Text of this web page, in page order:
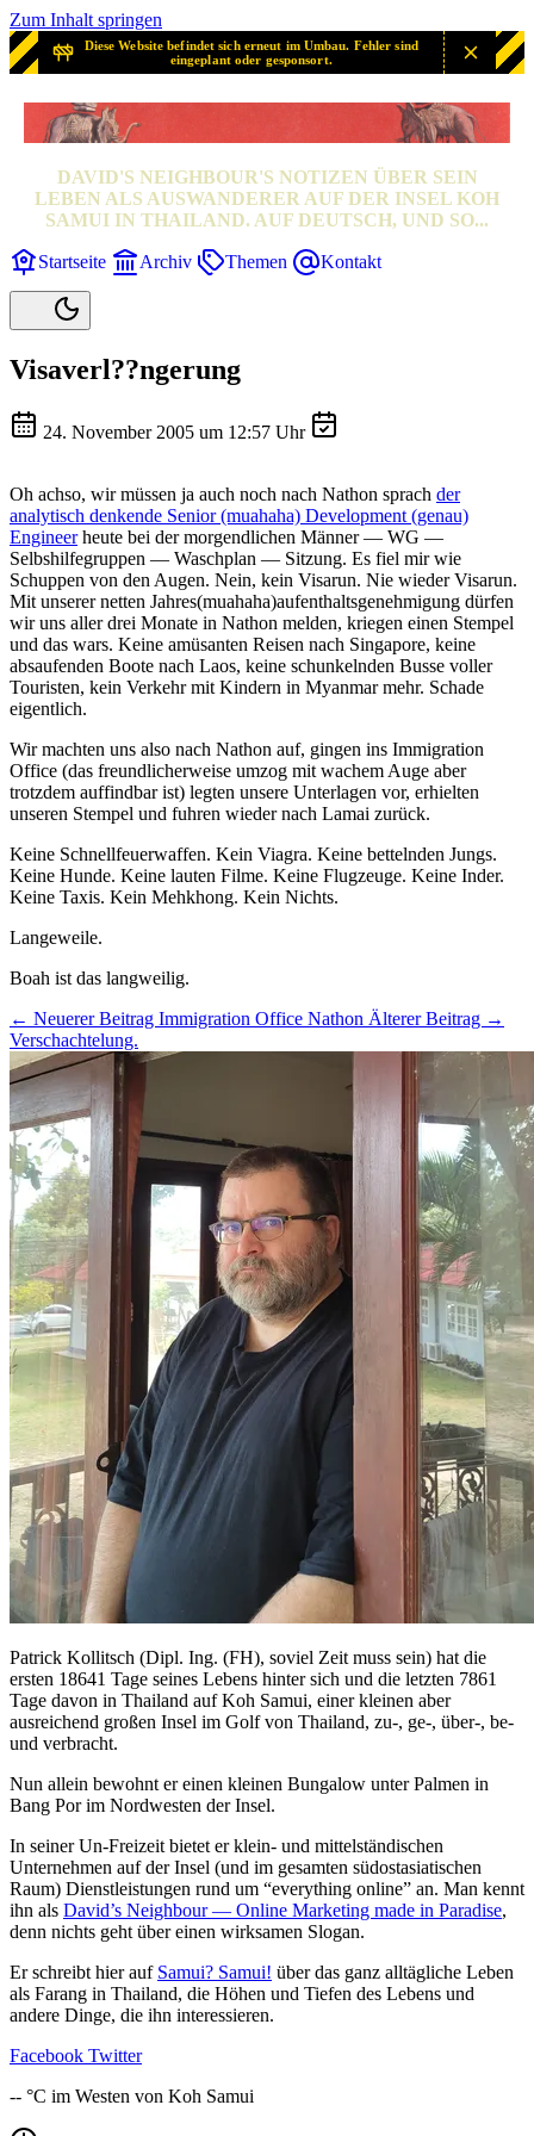
Zum Inhalt springen
Diese Website befindet sich erneut im Umbau. Fehler sind
eingeplant oder gesponsort.
SAMUI? SAMUI!
DAVID'S NEIGHBOUR'S NOTIZEN ÜBER SEIN
LEBEN ALS AUSWANDERER AUF DER INSEL KOH
SAMUI IN THAILAND. AUF DEUTSCH, UND SO...
Startseite Archiv Themen Kontakt
Visaverl??ngerung
24. November 2005 um 12:57 Uhr
Oh achso, wir müssen ja auch noch nach Nathon sprach der
analytisch denkende Senior (muahaha) Development (genau)
Engineerheute bei der morgendlichen Männer — WG —
Selbshilfegruppen — Waschplan — Sitzung. Es fiel mir wie
Schuppen von den Augen. Nein, kein Visarun. Nie wieder Visarun.
Mit unserer netten Jahres(muahaha)aufenthaltsgenehmigung dürfen
wir uns aller drei Monate in Nathon melden, kriegen einen Stempel
und das wars. Keine amüsanten Reisen nach Singapore, keine
absaufenden Boote nach Laos, keine schunkelnden Busse voller
Touristen, kein Verkehr mit Kindern in Myanmar mehr. Schade
eigentlich.
Wir machten uns also nach Nathon auf, gingen ins Immigration
Office (das freundlicherweise umzog mit wachem Auge aber
trotzdem auffindbar ist) legten unsere Unterlagen vor, erhielten
unseren Stempel und fuhren wieder nach Lamai zurück.
Keine Schnellfeuerwaffen. Kein Viagra. Keine bettelnden Jungs.
Keine Hunde. Keine lauten Filme. Keine Flugzeuge. Keine Inder.
Keine Taxis. Kein Mehkhong. Kein Nichts.
Langeweile.
Boah ist das langweilig.
← Neuerer Beitrag Immigration Office Nathon Älterer Beitrag →
Verschachtelung.
Patrick Kollitsch (Dipl. Ing. (FH), soviel Zeit muss sein) hat die
ersten 18641 Tage seines Lebens hinter sich und die letzten 7861
Tage davon in Thailand auf Koh Samui, einer kleinen aber
ausreichend großen Insel im Golf von Thailand, zu-, ge-, über-, be-
und verbracht.
Nun allein bewohnt er einen kleinen Bungalow unter Palmen in
Bang Por im Nordwesten der Insel.
In seiner Un-Freizeit bietet er klein- und mittelständischen
Unternehmen auf der Insel (und im gesamten südostasiatischen
Raum) Dienstleistungen rund um “everything online” an. Man kennt
ihn als David’s Neighbour — Online Marketing made in Paradise,
denn nichts geht über einen wirksamen Slogan.
Er schreibt hier auf Samui? Samui! über das ganz alltägliche Leben
als Farang in Thailand, die Höhen und Tiefen des Lebens und
andere Dinge, die ihn interessieren.
Facebook Twitter
--